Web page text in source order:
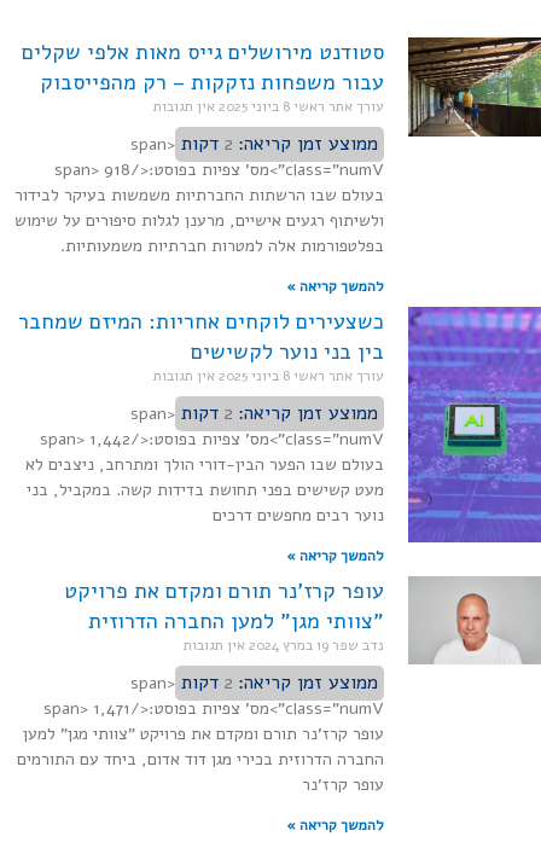
סטודנט מירושלים גייס מאות אלפי שקלים
עבור משפחות נזקקות – רק מהפייסבוק
עורך אתר ראשי8 ביוני 2025 אין תגובות
ממוצע זמן קריאה:2 דקות
<span
class="numV">מס' צפיות בפוסט:</span> 918
בעולם שבו הרשתות החברתיות משמשות בעיקר לבידור
ולשיתוף רגעים אישיים, מרענן לגלות סיפורים על שימוש
בפלטפורמות אלה למטרות חברתיות משמעותיות.
להמשך קריאה »
כשצעירים לוקחים אחריות: המיזם שמחבר
בין בני נוער לקשישים
עורך אתר ראשי8 ביוני 2025 אין תגובות
ממוצע זמן קריאה:2 דקות
<span
class="numV">מס' צפיות בפוסט:</span> 1,442
בעולם שבו הפער הבין-דורי הולך ומתרחב, ניצבים לא
מעט קשישים בפני תחושת בדידות קשה. במקביל, בני
נוער רבים מחפשים דרכים
להמשך קריאה »
עופר קרז'נר תורם ומקדם את פרויקט
"צוותי מגן" למען החברה הדרוזית
נדב שפר19 במרץ 2024 אין תגובות
ממוצע זמן קריאה:2 דקות
<span
class="numV">מס' צפיות בפוסט:</span> 1,471
עופר קרז'נר תורם ומקדם את פרויקט "צוותי מגן" למען
החברה הדרוזית בכירי מגן דוד אדום, ביחד עם התורמים
עופר קרז'נר
להמשך קריאה »